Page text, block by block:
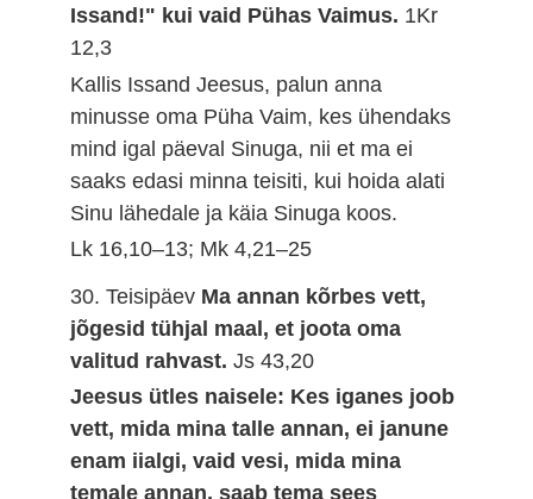
Issand!" kui vaid Pühas Vaimus. 1Kr
12,3
Kallis Issand Jeesus, palun anna
minusse oma Püha Vaim, kes ühendaks
mind igal päeval Sinuga, nii et ma ei
saaks edasi minna teisiti, kui hoida alati
Sinu lähedale ja käia Sinuga koos.
Lk 16,10–13; Mk 4,21–25
30. Teisipäev Ma annan kõrbes vett,
jõgesid tühjal maal, et joota oma
valitud rahvast.Js 43,20
Jeesus ütles naisele: Kes iganes joob
vett, mida mina talle annan, ei janune
enam iialgi, vaid vesi, mida mina
temale annan, saab tema sees